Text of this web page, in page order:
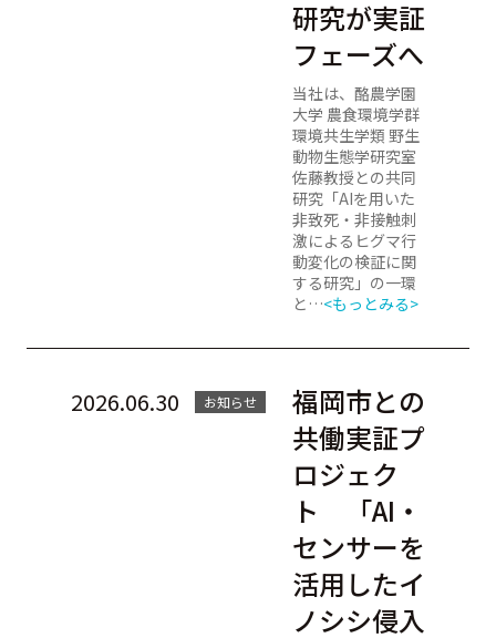
研究が実証
フェーズへ
当社は、酪農学園
大学 農食環境学群
環境共生学類 野生
動物生態学研究室
佐藤教授との共同
研究「AIを用いた
非致死・非接触刺
激によるヒグマ行
動変化の検証に関
する研究」の一環
と…<もっとみる>
2026.06.30 お知らせ
福岡市との
共働実証プ
ロジェク
ト 「AI・
センサーを
活用したイ
ノシシ侵入